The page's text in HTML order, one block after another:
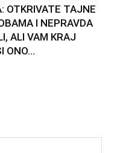
OTKRIVATE TAJNE
I NEPRAVDA
ALI VAM KRAJ
ONO...